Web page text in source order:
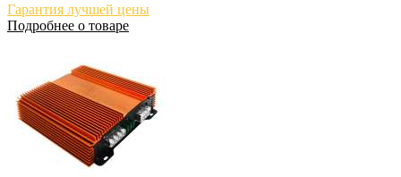
Гарантия лучшей цены
Подробнее о товаре